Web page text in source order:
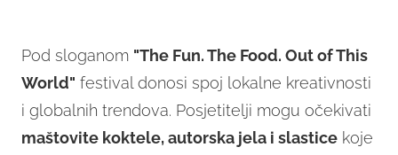
Pod sloganom "The Fun. The Food. Out of This
World" festival donosi spoj lokalne kreativnosti
i globalnih trendova. Posjetitelji mogu očekivati
maštovite koktele, autorska jela i slastice koje